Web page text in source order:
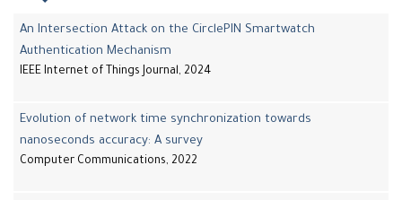
An Intersection Attack on the CirclePIN Smartwatch
Authentication Mechanism
IEEE Internet of Things Journal, 2024
Evolution of network time synchronization towards
nanoseconds accuracy: A survey
Computer Communications, 2022